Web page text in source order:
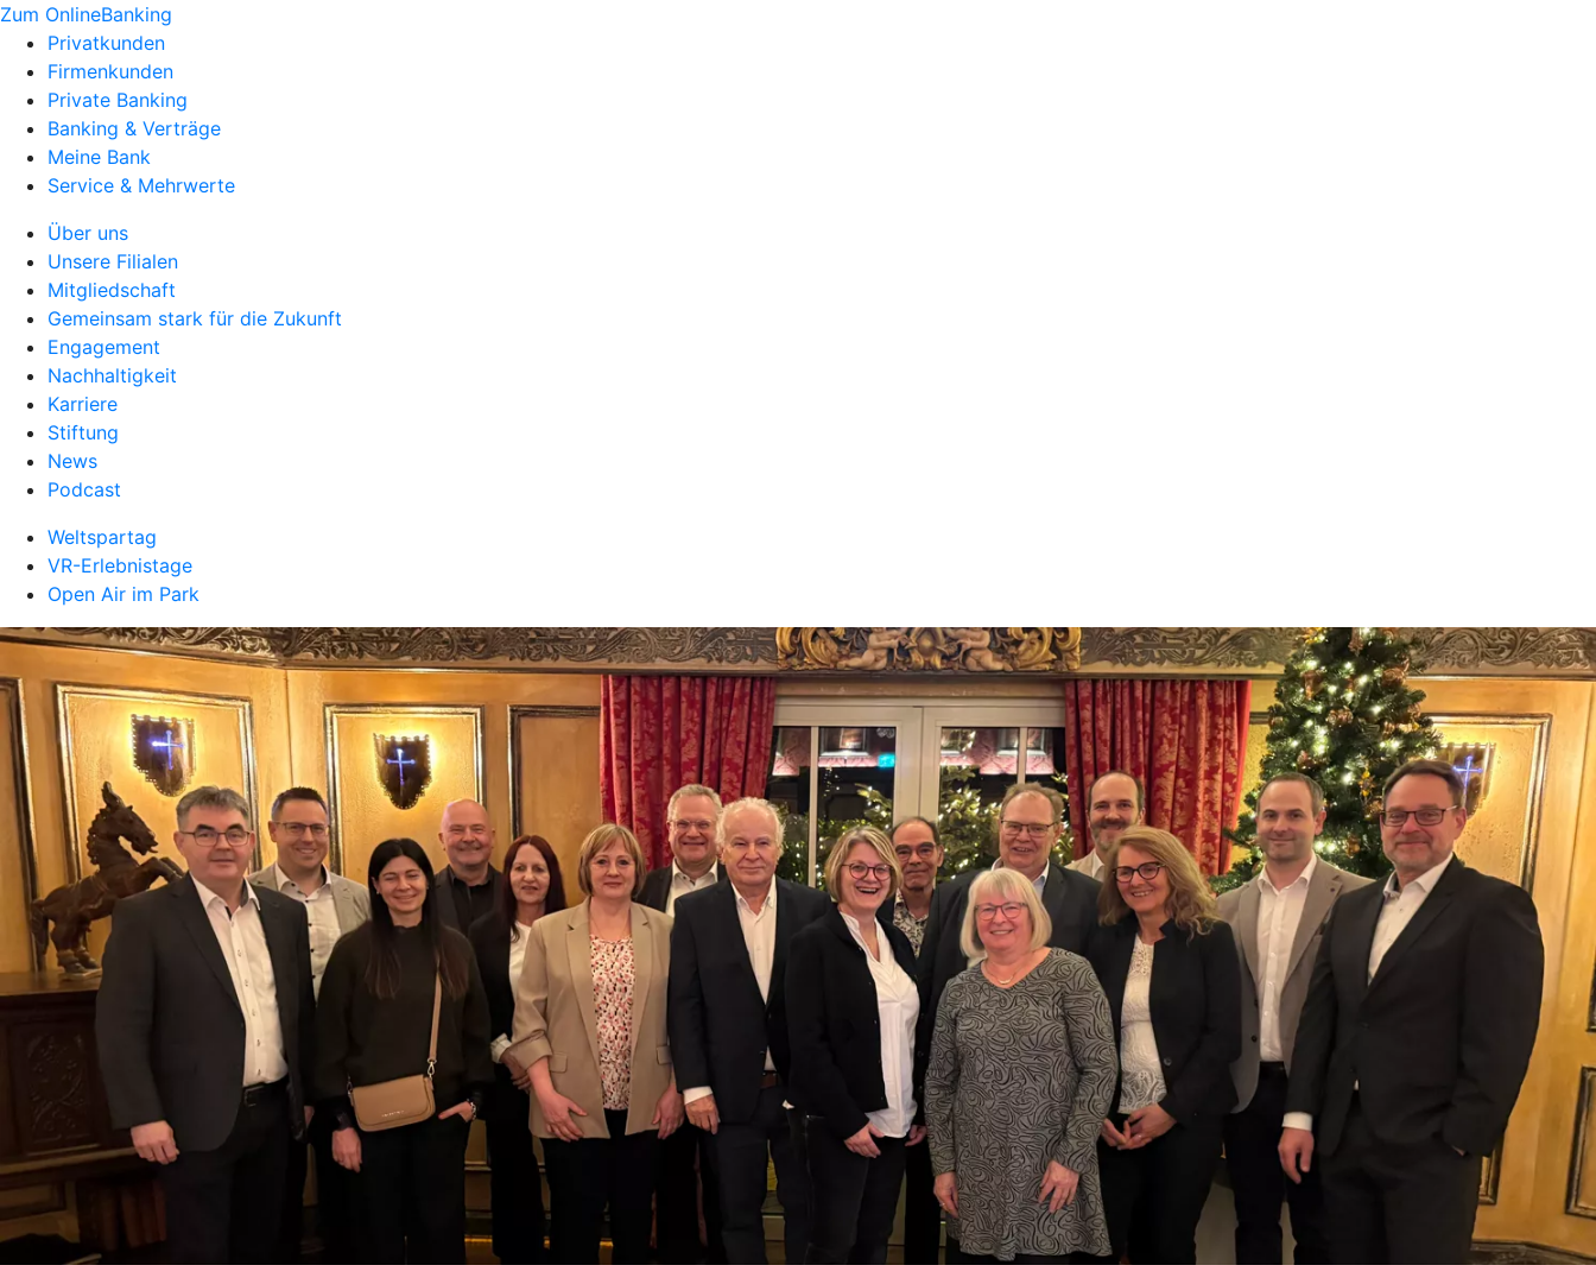
Zum OnlineBanking
Privatkunden
Firmenkunden
Private Banking
Banking & Verträge
Meine Bank
Service & Mehrwerte
Über uns
Unsere Filialen
Mitgliedschaft
Gemeinsam stark für die Zukunft
Engagement
Nachhaltigkeit
Karriere
Stiftung
News
Podcast
Weltspartag
VR-Erlebnistage
Open Air im Park